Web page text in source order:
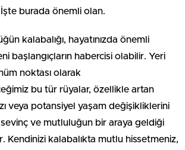
burada önemli olan.
kalabalığı, hayatınızda önemli
başlangıçların habercisi olabilir. Yeri
noktası olarak
bu tür rüyalar, özellikle artan
veya potansiyel yaşam değişikliklerini
ve mutluluğun bir araya geldiği
Kendinizi kalabalıkta mutlu hissetmeniz,